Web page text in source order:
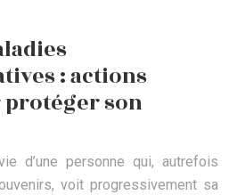
: actions
son
d’une personne qui, autrefois
voit progressivement sa